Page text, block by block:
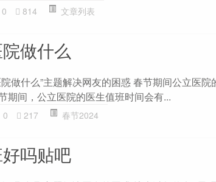
0 814 文章列表
做什么
做什么”主题解决网友的困惑 春节期间公立医
期间，公立医院的医生值班时间会有...
0 217 春节2024
吗贴吧